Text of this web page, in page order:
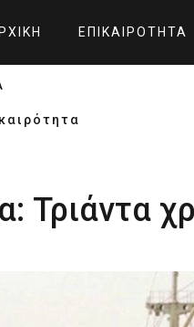
ΕΠΙΚΑΙΡΌΤΗΤΑ
Τριάντα